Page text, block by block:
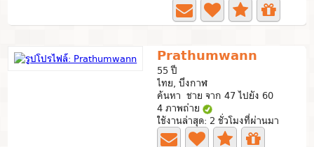
Prathumwann
55 ปี
ไทย, บึงกาฬ
ค้นหา ชาย จาก 47 ไปยัง 60
4 ภาพถ่าย
ใช้งานล่าสุด: 2 ชั่วโมงที่ผ่านมา